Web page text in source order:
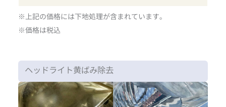
※上記の価格には下地処理が含まれています｡
※価格は税込
ヘッドライト黄ばみ除去